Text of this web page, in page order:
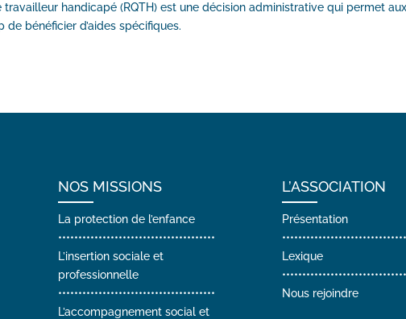
handicapé (RQTH) est une décision administrative qui permet aux
bénéficier d’aides spécifiques.
NOS MISSIONS
La protection de l’enfance
•••••••••••••••••••••••••••••••••••••••
L’insertion sociale et
professionnelle
•••••••••••••••••••••••••••••••••••••••
L’accompagnement social et
L’ASSOCIATION
Présentation
Lexique
Nous rejoindre